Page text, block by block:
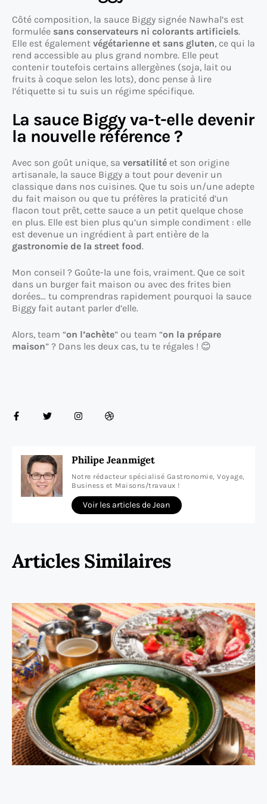
Côté composition, la sauce Biggy signée Nawhal’s est
formulée sans conservateurs ni colorants artificiels.
Elle est également végétarienne et sans gluten, ce qui la
rend accessible au plus grand nombre. Elle peut
contenir toutefois certains allergènes (soja, lait ou
fruits à coque selon les lots), donc pense à lire
l’étiquette si tu suis un régime spécifique.
La sauce Biggy va-t-elle devenir
la nouvelle référence ?
Avec son goût unique, sa versatilité et son origine
artisanale, la sauce Biggy a tout pour devenir un
classique dans nos cuisines. Que tu sois un/une adepte
du fait maison ou que tu préfères la praticité d’un
flacon tout prêt, cette sauce a un petit quelque chose
en plus. Elle est bien plus qu’un simple condiment : elle
est devenue un ingrédient à part entière de la
gastronomie de la street food.
Mon conseil ? Goûte-la une fois, vraiment. Que ce soit
dans un burger fait maison ou avec des frites bien
dorées… tu comprendras rapidement pourquoi la sauce
Biggy fait autant parler d’elle.
Alors, team “on l’achète” ou team “on la prépare
maison” ? Dans les deux cas, tu te régales ! 😊
Philipe Jeanmiget
Notre rédacteur spécialisé Gastronomie, Voyage,
Business et Maisons/travaux !
Voir les articles de Jean
Articles Similaires